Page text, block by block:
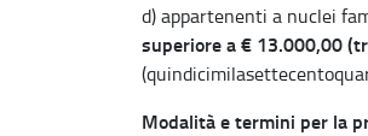
d) appartenenti a nuclei
superiore a € 13.000,00
Modalità e termini per la